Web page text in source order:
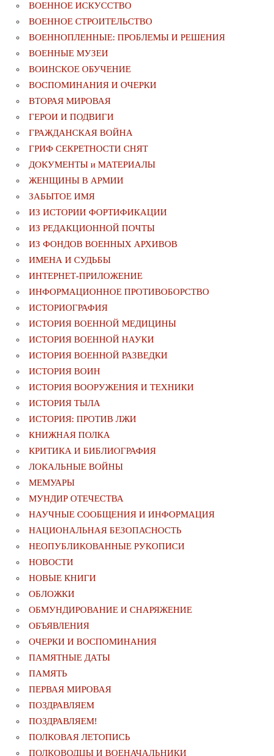
ВОЕННОЕ ИСКУССТВО
ВОЕННОЕ СТРОИТЕЛЬСТВО
ВОЕННОПЛЕННЫЕ: ПРОБЛЕМЫ И РЕШЕНИЯ
ВОЕННЫЕ МУЗЕИ
ВОИНСКОЕ ОБУЧЕНИЕ
ВОСПОМИНАНИЯ И ОЧЕРКИ
ВТОРАЯ МИРОВАЯ
ГЕРОИ И ПОДВИГИ
ГРАЖДАНСКАЯ ВОЙНА
ГРИФ СЕКРЕТНОСТИ СНЯТ
ДОКУМЕНТЫ и МАТЕРИАЛЫ
ЖЕНЩИНЫ В АРМИИ
ЗАБЫТОЕ ИМЯ
ИЗ ИСТОРИИ ФОРТИФИКАЦИИ
ИЗ РЕДАКЦИОННОЙ ПОЧТЫ
ИЗ ФОНДОВ ВОЕННЫХ АРХИВОВ
ИМЕНА И СУДЬБЫ
ИНТЕРНЕТ-ПРИЛОЖЕНИЕ
ИНФОРМАЦИОННОЕ ПРОТИВОБОРСТВО
ИСТОРИОГРАФИЯ
ИСТОРИЯ ВОЕННОЙ МЕДИЦИНЫ
ИСТОРИЯ ВОЕННОЙ НАУКИ
ИСТОРИЯ ВОЕННОЙ РАЗВЕДКИ
ИСТОРИЯ ВОИН
ИСТОРИЯ ВООРУЖЕНИЯ И ТЕХНИКИ
ИСТОРИЯ ТЫЛА
ИСТОРИЯ: ПРОТИВ ЛЖИ
КНИЖНАЯ ПОЛКА
КРИТИКА И БИБЛИОГРАФИЯ
ЛОКАЛЬНЫЕ ВОЙНЫ
МЕМУАРЫ
МУНДИР ОТЕЧЕСТВА
НАУЧНЫЕ СООБЩЕНИЯ И ИНФОРМАЦИЯ
НАЦИОНАЛЬНАЯ БЕЗОПАСНОСТЬ
НЕОПУБЛИКОВАННЫЕ РУКОПИСИ
НОВОСТИ
НОВЫЕ КНИГИ
ОБЛОЖКИ
ОБМУНДИРОВАНИЕ И СНАРЯЖЕНИЕ
ОБЪЯВЛЕНИЯ
ОЧЕРКИ И ВОСПОМИНАНИЯ
ПАМЯТНЫЕ ДАТЫ
ПАМЯТЬ
ПЕРВАЯ МИРОВАЯ
ПОЗДРАВЛЯЕМ
ПОЗДРАВЛЯЕМ!
ПОЛКОВАЯ ЛЕТОПИСЬ
ПОЛКОВОДЦЫ И ВОЕНАЧАЛЬНИКИ